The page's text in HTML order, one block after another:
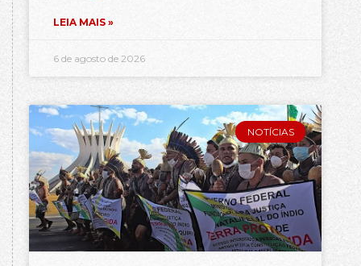
LEIA MAIS »
6 de agosto de 2026
NOTÍCIAS